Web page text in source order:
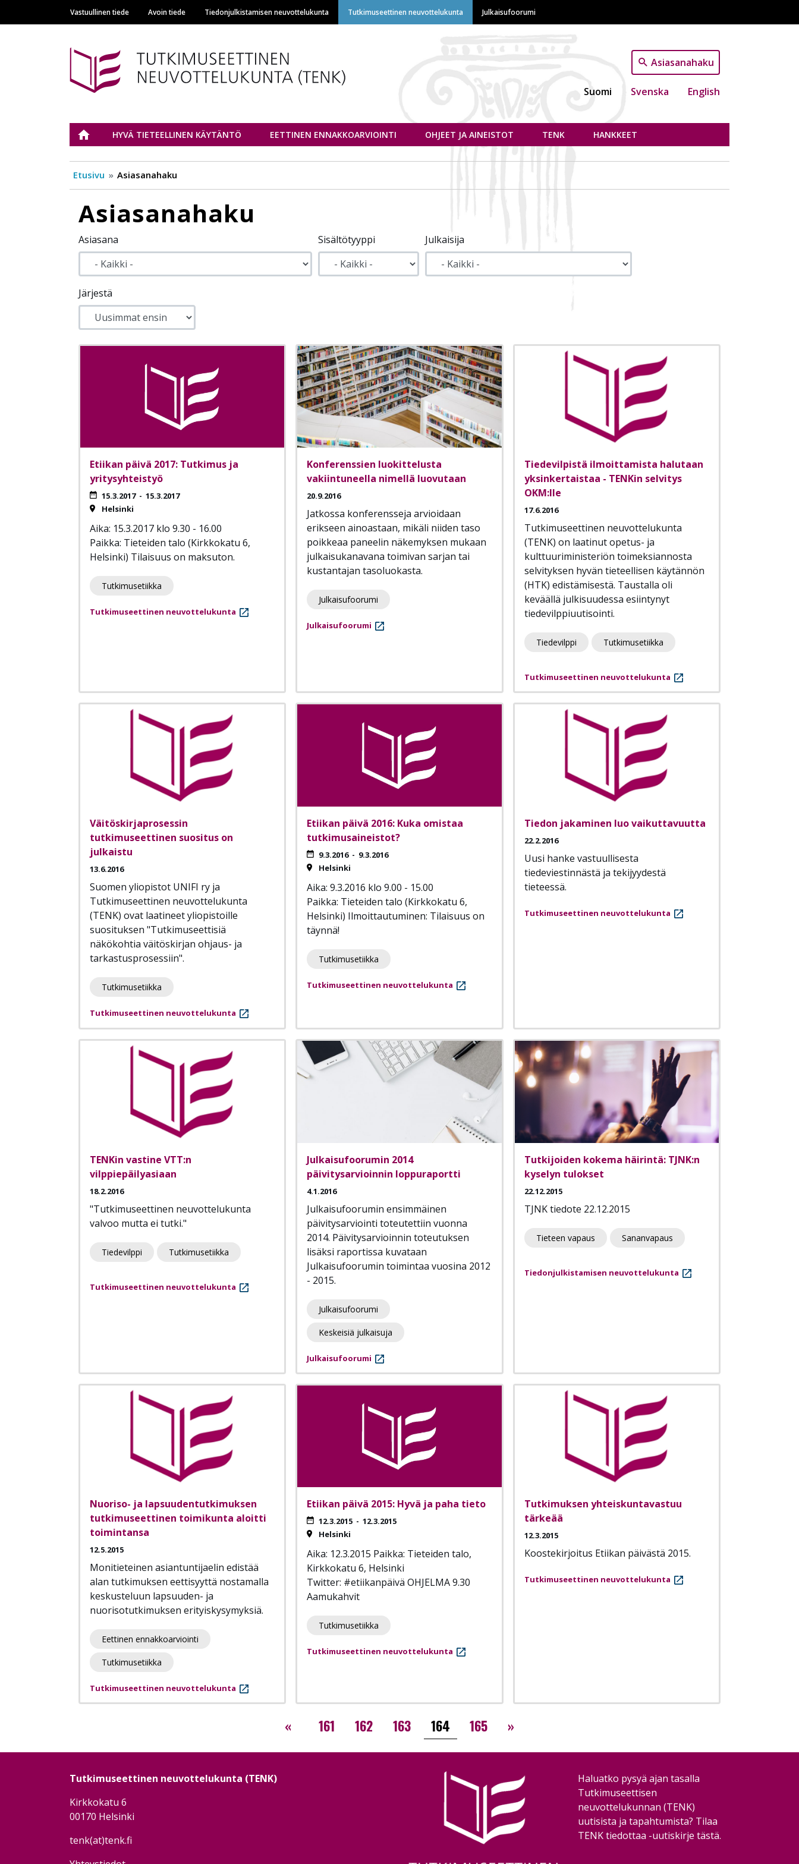
Hyppää
pääsisältöön
Main navigation
Vastuullinen tiede Avoin tiede Tiedonjulkistamisen neuvottelukunta Tutkimuseettinen neuvottelukunta Julkaisufoorumi
Asiasanahaku
Suomi Svenska English
Tutkimuseettinen neuvottelukunta
ETUSIVUHYVÄ TIETEELLINEN KÄYTÄNTÖ EETTINEN ENNAKKOARVIOINTI OHJEET JA AINEISTOT TENK HANKKEET
Etusivu Asiasanahaku
Asiasanahaku
Asiasana Sisältötyyppi Julkaisija
Järjestä
Etiikan päivä 2017: Tutkimus ja
yritysyhteistyö
15.3.2017- 15.3.2017
Helsinki
Aika: 15.3.2017 klo 9.30 - 16.00
Paikka: Tieteiden talo (Kirkkokatu 6,
Helsinki) Tilaisuus on maksuton.
Tutkimusetiikka
Tutkimuseettinen neuvottelukunta
Konferenssien luokittelusta
vakiintuneella nimellä luovutaan
20.9.2016
Jatkossa konferensseja arvioidaan
erikseen ainoastaan, mikäli niiden taso
poikkeaa paneelin näkemyksen mukaan
julkaisukanavana toimivan sarjan tai
kustantajan tasoluokasta.
Julkaisufoorumi
Julkaisufoorumi
Tiedevilpistä ilmoittamista halutaan
yksinkertaistaa - TENKin selvitys
OKM:lle
17.6.2016
Tutkimuseettinen neuvottelukunta
(TENK) on laatinut opetus- ja
kulttuuriministeriön toimeksiannosta
selvityksen hyvän tieteellisen käytännön
(HTK) edistämisestä. Taustalla oli
keväällä julkisuudessa esiintynyt
tiedevilppiuutisointi.
Tiedevilppi Tutkimusetiikka
Tutkimuseettinen neuvottelukunta
Väitöskirjaprosessin
tutkimuseettinen suositus on
julkaistu
13.6.2016
Suomen yliopistot UNIFI ry ja
Tutkimuseettinen neuvottelukunta
(TENK) ovat laatineet yliopistoille
suosituksen "Tutkimuseettisiä
näkökohtia väitöskirjan ohjaus- ja
tarkastusprosessiin".
Tutkimusetiikka
Tutkimuseettinen neuvottelukunta
Etiikan päivä 2016: Kuka omistaa
tutkimusaineistot?
9.3.2016- 9.3.2016
Helsinki
Aika: 9.3.2016 klo 9.00 - 15.00
Paikka: Tieteiden talo (Kirkkokatu 6,
Helsinki) Ilmoittautuminen: Tilaisuus on
täynnä!
Tutkimusetiikka
Tutkimuseettinen neuvottelukunta
Tiedon jakaminen luo vaikuttavuutta
22.2.2016
Uusi hanke vastuullisesta
tiedeviestinnästä ja tekijyydestä
tieteessä.
Tutkimuseettinen neuvottelukunta
TENKin vastine VTT:n
vilppiepäilyasiaan
18.2.2016
"Tutkimuseettinen neuvottelukunta
valvoo mutta ei tutki."
Tiedevilppi Tutkimusetiikka
Tutkimuseettinen neuvottelukunta
Julkaisufoorumin 2014
päivitysarvioinnin loppuraportti
4.1.2016
Julkaisufoorumin ensimmäinen
päivitysarviointi toteutettiin vuonna
2014. Päivitysarvioinnin toteutuksen
lisäksi raportissa kuvataan
Julkaisufoorumin toimintaa vuosina 2012
- 2015.
Julkaisufoorumi
Keskeisiä julkaisuja
Julkaisufoorumi
Tutkijoiden kokema häirintä: TJNK:n
kyselyn tulokset
22.12.2015
TJNK tiedote 22.12.2015
Tieteen vapaus Sananvapaus
Tiedonjulkistamisen neuvottelukunta
Nuoriso- ja lapsuudentutkimuksen
tutkimuseettinen toimikunta aloitti
toimintansa
12.5.2015
Monitieteinen asiantuntijaelin edistää
alan tutkimuksen eettisyyttä nostamalla
keskusteluun lapsuuden- ja
nuorisotutkimuksen erityiskysymyksiä.
Eettinen ennakkoarviointi
Tutkimusetiikka
Tutkimuseettinen neuvottelukunta
Etiikan päivä 2015: Hyvä ja paha tieto
12.3.2015 -12.3.2015
Helsinki
Aika: 12.3.2015 Paikka: Tieteiden talo,
Kirkkokatu 6, Helsinki
Twitter: #etiikanpäivä OHJELMA 9.30
Aamukahvit
Tutkimusetiikka
Tutkimuseettinen neuvottelukunta
Tutkimuksen yhteiskuntavastuu
tärkeää
12.3.2015
Koostekirjoitus Etiikan päivästä 2015.
Tutkimuseettinen neuvottelukunta
«‹‹ 161 162 163 164 165 »
Tutkimuseettinen neuvottelukunta (TENK)
Kirkkokatu 6
00170 Helsinki
tenk(at)tenk.fi
Haluatko pysyä ajan tasalla
Tutkimuseettisen
neuvottelukunnan (TENK)
uutisista ja tapahtumista? Tilaa
TENK tiedottaa -uutiskirje tästä.